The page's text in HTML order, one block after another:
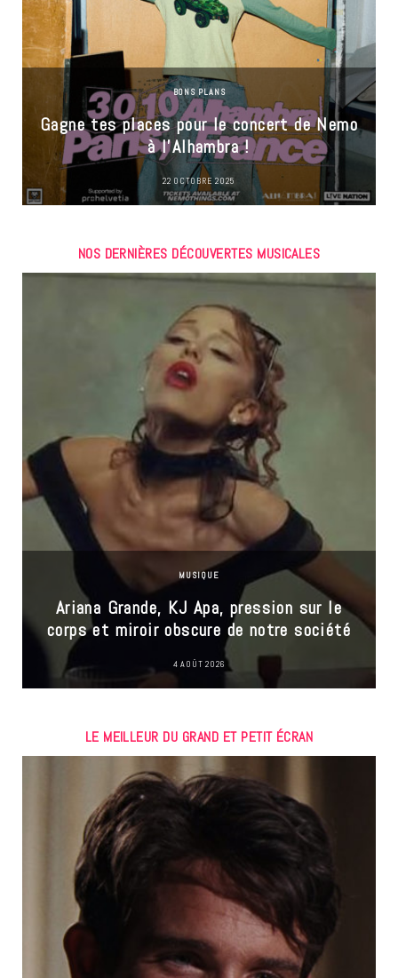
BONS PLANS
Gagne tes places pour le concert de Nemo
à l’Alhambra !
22 OCTOBRE 2025
NOS DERNIÈRES DÉCOUVERTES MUSICALES
MUSIQUE
Ariana Grande, KJ Apa, pression sur le
corps et miroir obscure de notre société
4 AOÛT 2026
LE MEILLEUR DU GRAND ET PETIT ÉCRAN